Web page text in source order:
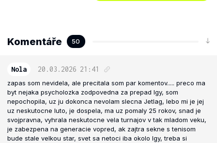
Komentáře 50
Nola 20.03.2026 21:41
zapas som nevidela, ale precitala som par komentov..... preco ma
byt nejaka psycholozka zodpovedna za prepad Igy, som
nepochopila, uz ju dokonca nevolam slecna Jetlag, lebo mi je jej
uz neskutocne luto, je dospela, ma uz pomaly 25 rokov, snad je
svojpravna, vyhrala neskutocne vela turnajov v tak mladom veku,
je zabezpena na generacie vopred, ak zajtra sekne s tenisom
bude stale velkou star, svet sa netoci iba okolo Igy, treba si